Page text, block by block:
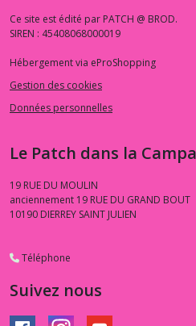
Ce site est édité par PATCH @ BROD.
SIREN : 45408068000019
Hébergement via eProShopping
Gestion des cookies
Données personnelles
Le Patch dans la
19 RUE DU MOULIN
anciennement 19 RUE DU GRAND BOUT
10190 DIERREY SAINT JULIEN
Téléphone
Suivez nous